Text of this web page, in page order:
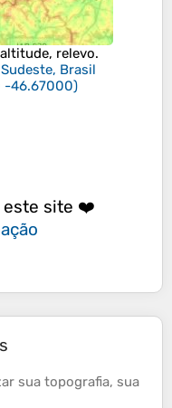
relevo.
Brasil
-46.67000)
este site ❤️
sua topografia, sua